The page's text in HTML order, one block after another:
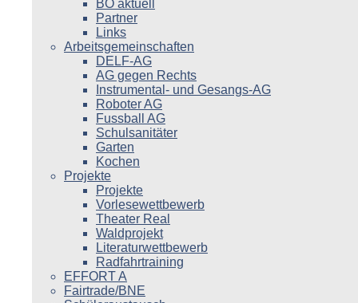
BO aktuell
Partner
Links
Arbeitsgemeinschaften
DELF-AG
AG gegen Rechts
Instrumental- und Gesangs-AG
Roboter AG
Fussball AG
Schulsanitäter
Garten
Kochen
Projekte
Projekte
Vorlesewettbewerb
Theater Real
Waldprojekt
Literaturwettbewerb
Radfahrtraining
EFFORT A
Fairtrade/BNE